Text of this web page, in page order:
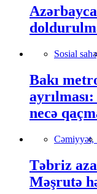
Sosial
Bakı
necə
Cəmiyyət,
Təbriz
Məşrutə